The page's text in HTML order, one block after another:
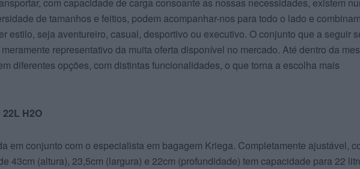
com capacidade de carga consoante as nossas necessidades, existem
de tamanhos e feitios, podem acompanhar-nos para todo o lado e combinam
estilo, seja aventureiro, casual, desportivo ou executivo. O conjunto que a seguir
representativo da muita oferta disponível no mercado. Até dentro da
diferentes opções, com distintas funcionalidades, o que torna a escolha mais
22L H2O
em conjunto com o especialista em bagagem Kriega. Completamente ajustável,
43cm (altura), 23,5cm (largura) e 22cm (profundidade) tem capacidade para 22